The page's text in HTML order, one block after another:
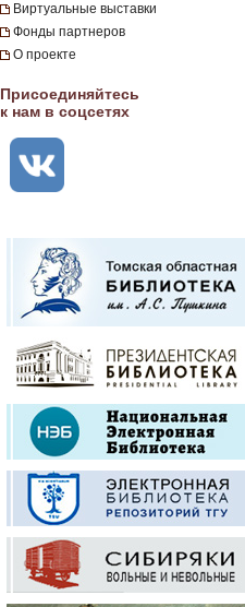
Виртуальные выставки
Фонды партнеров
О проекте
Присоединяйтесь
к нам в соцсетях